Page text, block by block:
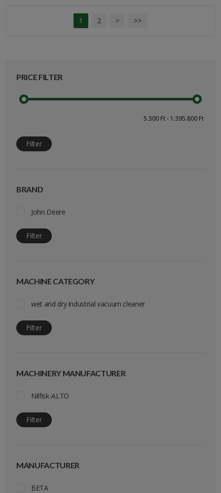
PRICE FILTER
Filter
BRAND
John Deere
Filter
MACHINE CATEGORY
wet and dry industrial vacuum cleaner
Filter
MACHINERY MANUFACTURER
Nilfisk-ALTO
Filter
MANUFACTURER
BETA
1 2 > >>